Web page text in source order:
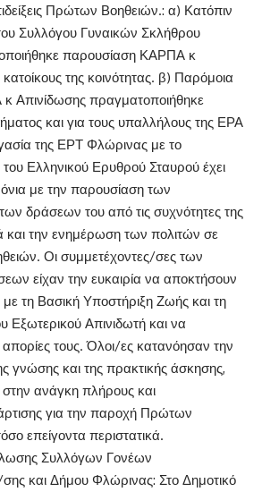
Πρώτων Βοηθειών.: α) Κατόπιν
Συλλόγου Γυναικών Σκλήθρου
παρουσίαση ΚΑΡΠΑ κ
της κοινότητας. β) Παρόμοια
Απινίδωσης πραγματοποιήθηκε
και για τους υπαλλήλους της ΕΡΑ
της ΕΡΤ Φλώρινας με το
Ελληνικού Ερυθρού Σταυρού έχει
με την παρουσίαση των
δράσεων του από τις συχνότητες της
την ενημέρωση των πολιτών σε
Οι συμμετέχοντες/σες των
είχαν την ευκαιρία να αποκτήσουν
με τη Βασική Υποστήριξη Ζωής και τη
Εξωτερικού Απινιδωτή και να
τους. Όλοι/ες κατανόησαν την
γνώσης και της πρακτικής άσκησης,
ανάγκη πλήρους και
για την παροχή Πρώτων
επείγοντα περιστατικά.
Συλλόγων Γονέων
και Δήμου Φλώρινας: Στο Δημοτικό